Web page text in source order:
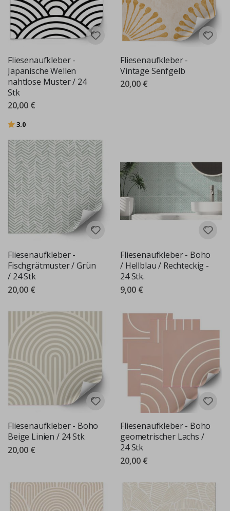
Fliesenaufkleber -
Japanische Wellen
nahtlose Muster / 24
Stk
20,00 €
Bewertung:
3.0
Fliesenaufkleber -
Vintage Senfgelb
20,00 €
Fliesenaufkleber -
Fischgrätmuster / Grün
/ 24 Stk
20,00 €
Fliesenaufkleber - Boho
/ Hellblau / Rechteckig -
24 Stk.
9,00 €
Fliesenaufkleber - Boho
Beige Linien / 24 Stk
20,00 €
Fliesenaufkleber - Boho
geometrischer Lachs /
24 Stk
20,00 €